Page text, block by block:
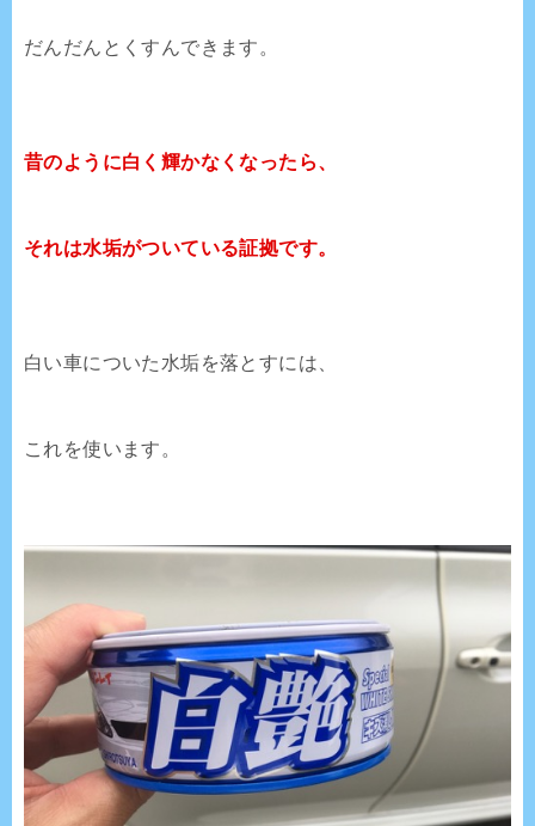
だんだんとくすんできます。
昔のように白く輝かなくなったら、
それは水垢がついている証拠です。
白い車についた水垢を落とすには、
これを使います。